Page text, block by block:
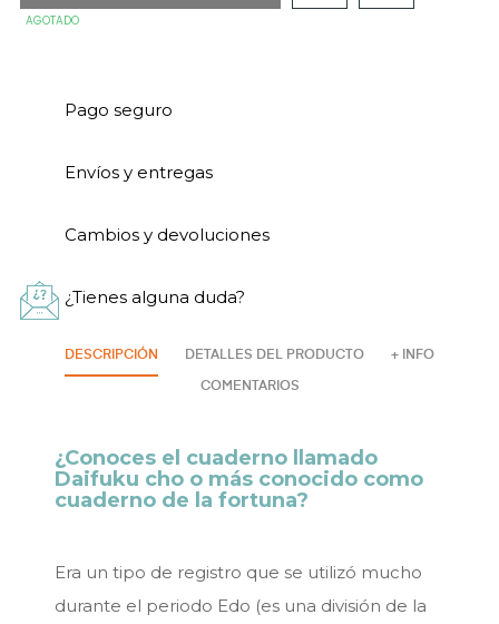
AGOTADO
Pago seguro
Envíos y entregas
Cambios y devoluciones
¿Tienes alguna duda?
DESCRIPCIÓN DETALLES DEL PRODUCTO + INFO
COMENTARIOS
¿Conoces el cuaderno llamado
Daifuku cho o más conocido como
cuaderno de la fortuna?
Era un tipo de registro que se utilizó mucho
durante el periodo Edo (es una división de la